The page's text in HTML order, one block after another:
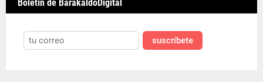
Boletín de BarakaldoDigital
suscríbete